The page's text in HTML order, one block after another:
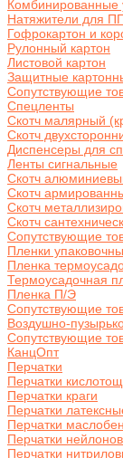
Комбинированные
Натяжители для
Гофрокартон и
Рулонный картон
Листовой картон
Защитные
Сопутствующие
Спецленты
Скотч малярный
Скотч
Диспенсеры для
Ленты сигнальные
Скотч
Скотч
Скотч
Скотч
Сопутствующие
Пленки
Пленка
Термоусадочная
Пленка П/Э
Сопутствующие
Воздушно-
Сопутствующие
КанцОпт
Перчатки
Перчатки
Перчатки краги
Перчатки
Перчатки
Перчатки
Перчатки